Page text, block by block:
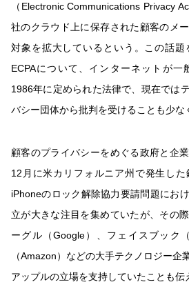
（Electronic Communications Privacy
社のクラウド上に保存された顧客のメ
対象を拡大しているという。この話題
ECPAについて、インターネットが一
1986年に定められた法律で、現在では
バシー団体から批判を受けることも少な
顧客のプライバシーをめぐる政府と企
12月に米カリフォルニア州で発生し
iPhoneのロック解除協力要請問題にお
立が大きな注目を集めていたが、その
ーグル（Google）、フェイスブック
（Amazon）などの大手テクノロジー企
アップルの立場を支持していたことも伝